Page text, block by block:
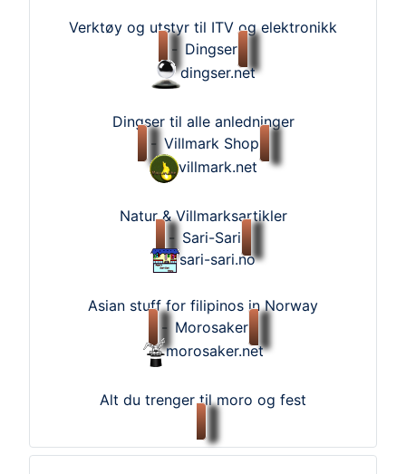
Verktøy og utstyr til ITV og elektronikk
- Dingser
dingser.net
Dingser til alle anledninger
- Villmark Shop
villmark.net
Natur & Villmarksartikler
- Sari-Sari
sari-sari.no
Asian stuff for filipinos in Norway
- Morosaker
morosaker.net
Alt du trenger til moro og fest